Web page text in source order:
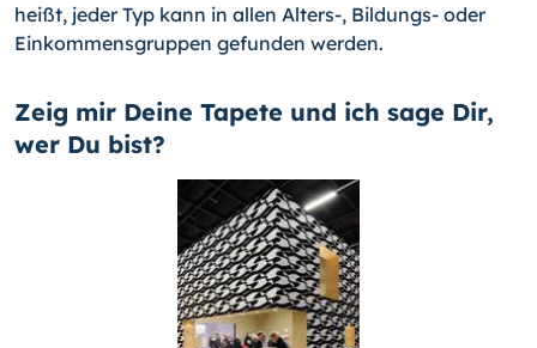
heißt, jeder Typ kann in allen Alters-, Bildungs- oder
Einkommensgruppen gefunden werden.
Zeig mir Deine Tapete und ich sage Dir,
wer Du bist?